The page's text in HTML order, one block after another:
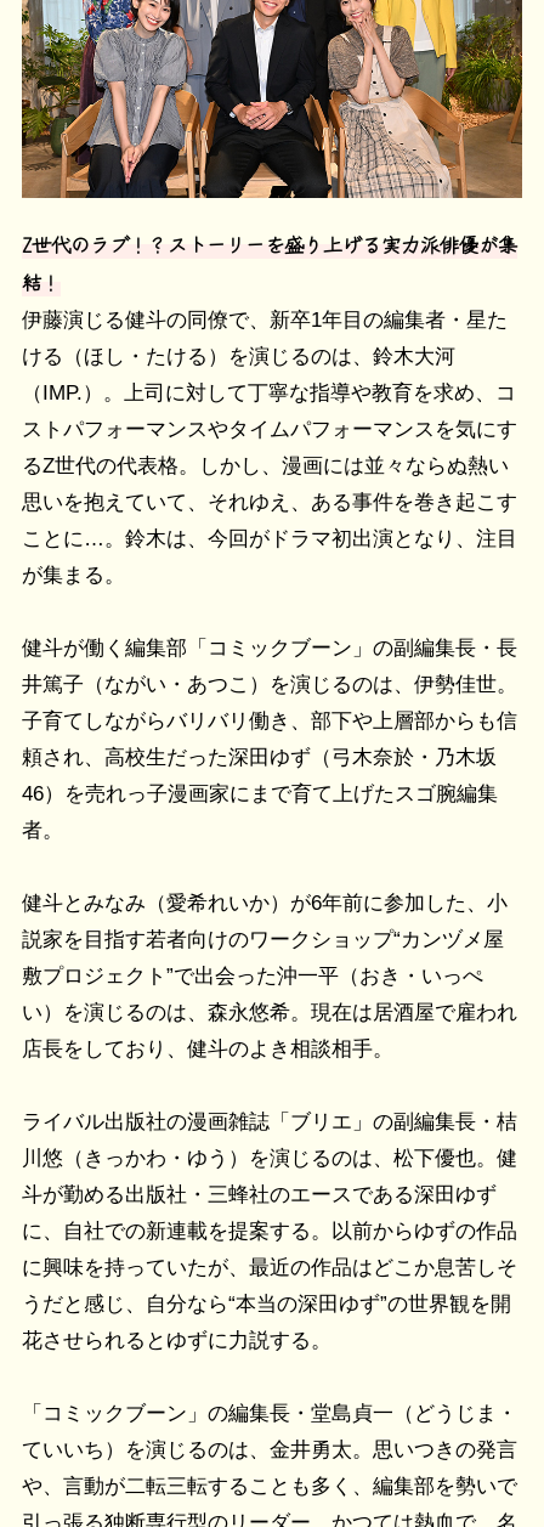
Z世代のラブ！？ストーリーを盛り上げる実力派俳優が集
結！
伊藤演じる健斗の同僚で、新卒1年目の編集者・星た
ける（ほし・たける）を演じるのは、鈴木大河
（IMP.）。上司に対して丁寧な指導や教育を求め、コ
ストパフォーマンスやタイムパフォーマンスを気にす
るZ世代の代表格。しかし、漫画には並々ならぬ熱い
思いを抱えていて、それゆえ、ある事件を巻き起こす
ことに…。鈴木は、今回がドラマ初出演となり、注目
が集まる。
健斗が働く編集部「コミックブーン」の副編集長・長
井篤子（ながい・あつこ）を演じるのは、伊勢佳世。
子育てしながらバリバリ働き、部下や上層部からも信
頼され、高校生だった深田ゆず（弓木奈於・乃木坂
46）を売れっ子漫画家にまで育て上げたスゴ腕編集
者。
健斗とみなみ（愛希れいか）が6年前に参加した、小
説家を目指す若者向けのワークショップ“カンヅメ屋
敷プロジェクト”で出会った沖一平（おき・いっぺ
い）を演じるのは、森永悠希。現在は居酒屋で雇われ
店長をしており、健斗のよき相談相手。
ライバル出版社の漫画雑誌「ブリエ」の副編集長・桔
川悠（きっかわ・ゆう）を演じるのは、松下優也。健
斗が勤める出版社・三蜂社のエースである深田ゆず
に、自社での新連載を提案する。以前からゆずの作品
に興味を持っていたが、最近の作品はどこか息苦しそ
うだと感じ、自分なら“本当の深田ゆず”の世界観を開
花させられるとゆずに力説する。
「コミックブーン」の編集長・堂島貞一（どうじま・
ていいち）を演じるのは、金井勇太。思いつきの発言
や、言動が二転三転することも多く、編集部を勢いで